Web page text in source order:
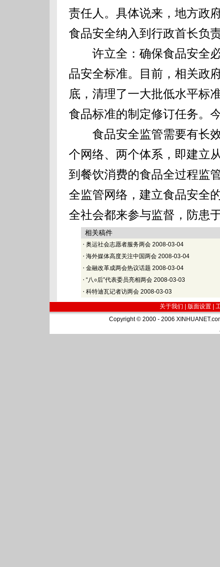
责任人。具体说来，地方政
食品安全纳入到行政首长负
许立全：确保食品安全必
品安全标准。目前，相关政
底，清理了一大批低水平标
食品标准的制定修订任务。
食品安全监管需要有长效
个网络、两个体系，即建立
到餐饮消费的食品全过程监
全监管网络，建立食品安全
全社会都来参与监督，防患
相关稿件
· 奥运社会志愿者服务两会 2008-03-04
· 海外媒体高度关注中国两会 2008-03-04
· 金融改革成两会热议话题 2008-03-04
· “八○后”代表委员亮相两会 2008-03-03
· 科特迪瓦记者访两会 2008-03-03
关于我们 | 版面设置
Copyright © 2000 - 2006